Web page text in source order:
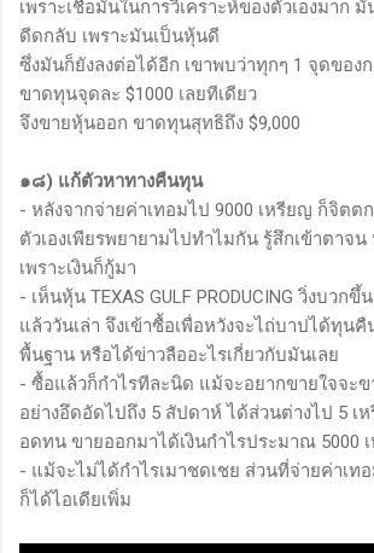
เพราะเชื่อมั่นในการวิเคราะห์ของตัวเองมาก
ดีดกลับ เพราะมันเป็นหุ้นดี
ซึ่งมันก็ยังลงต่อได้อีก เขาพบว่าทุกๆ 1 จุดของก
ขาดทุนจุดละ $1000 เลยทีเดียว
จึงขายหุ้นออก ขาดทุนสุทธิถึง $9,000
๑๘) แก้ตัวหาทางคืนทุน
- หลังจากจ่ายค่าเทอมไป 9000 เหรียญ ก็จิตต
ตัวเองเพียรพยายามไปทำไมกัน รู้สึกเข้าตาจน
เพราะเงินก็กู้มา
- เห็นหุ้น TEXAS GULF PRODUCING วิ่งบวก
แล้ววันเล่า จึงเข้าซื้อเพื่อหวังจะไถ่บาปได้ทุน
พื้นฐาน หรือได้ข่าวลืออะไรเกี่ยวกับมันเลย
- ซื้อแล้วก็กำไรทีละนิด แม้จะอยากขายใจจะ
อย่างอึดอัดไปถึง 5 สัปดาห์ ได้ส่วนต่างไป 5 เ
อดทน ขายออกมาได้เงินกำไรประมาณ 5000
- แม้จะไม่ได้กำไรเมาชดเชย ส่วนที่จ่ายค่าเท
ก็ได้ไอเดียเพิ่ม